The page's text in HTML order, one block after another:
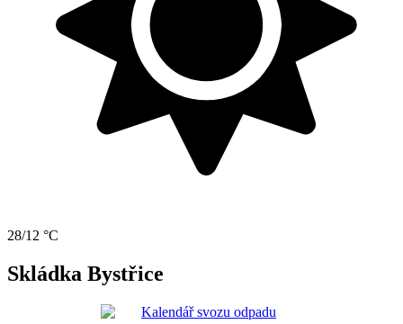
28/12 °C
Skládka Bystřice